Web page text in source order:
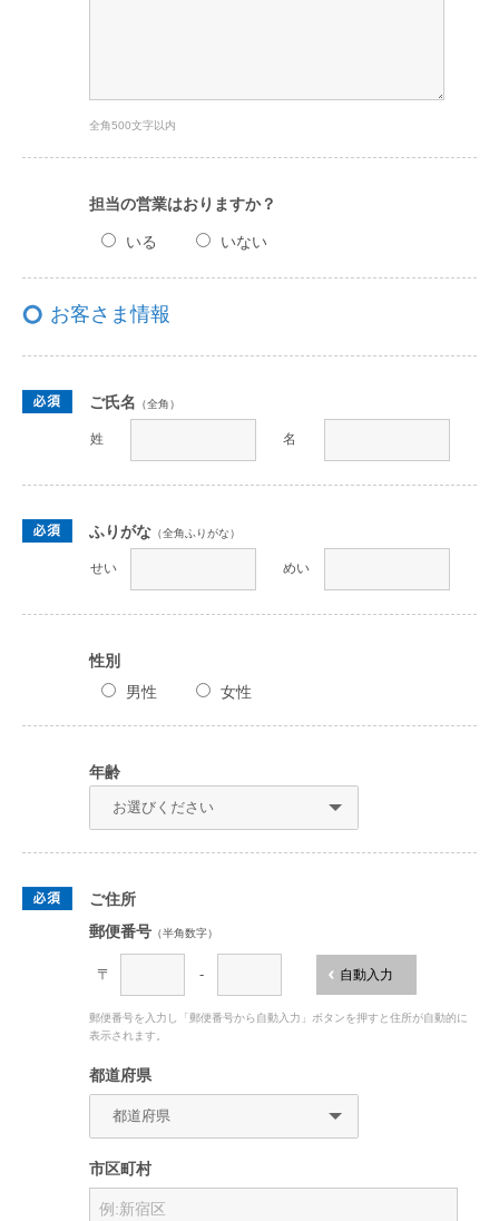
全角500文字以内
担当の営業はおりますか？
いる いない
お客さま情報
ご氏名 （全角）
姓 名
ふりがな （全角ふりがな）
せい めい
性別
男性
女性
年齢
ご住所
郵便番号 （半角数字）
〒 - 自動入力
郵便番号を入力し「郵便番号から自動入力」ボタンを押すと住所が自動的に
表示されます。
都道府県
市区町村